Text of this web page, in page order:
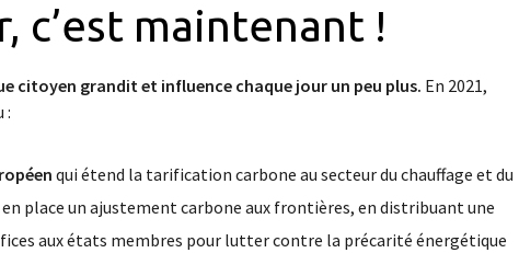
c’est maintenant !
citoyen grandit et influence chaque jour un peu plus. En 2021,
:
qui étend la tarification carbone au secteur du chauffage et du
place un ajustement carbone aux frontières, en distribuant une
aux états membres pour lutter contre la précarité énergétique